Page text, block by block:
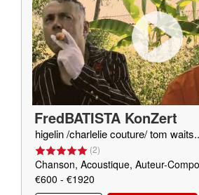
FredBATISTA KonZert
higelin /charlelie couture/ tom
(2)
Chanson, Acoustique, Auteur-
€600 - €1920